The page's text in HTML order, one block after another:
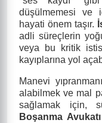
düşülmemesi ve
hayati önem taşır.
adli süreçlerin
veya bu kritik
kayıplarına yol
Manevi
alabilmek ve mal
sağlamak için,
Boşanma